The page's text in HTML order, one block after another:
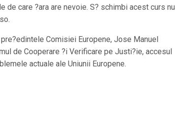
care ?ara are nevoie. S? schimbi acest curs nu
Comisiei Europene, Jose Manuel
de Cooperare ?i Verificare pe Justi?ie, accesul
actuale ale Uniunii Europene.